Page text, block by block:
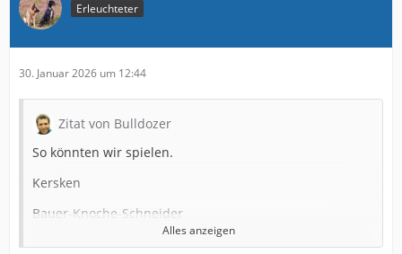
Erleuchteter
30. Januar 2026 um 12:44
Zitat von Bulldozer
So könnten wir spielen.
Kersken
Bauer-Knoche-Schneider
Lannert-Großer-Russo-Sicker
Alles anzeigen